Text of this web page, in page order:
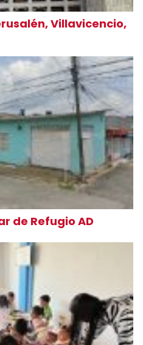
Villavicencio,
de Refugio AD